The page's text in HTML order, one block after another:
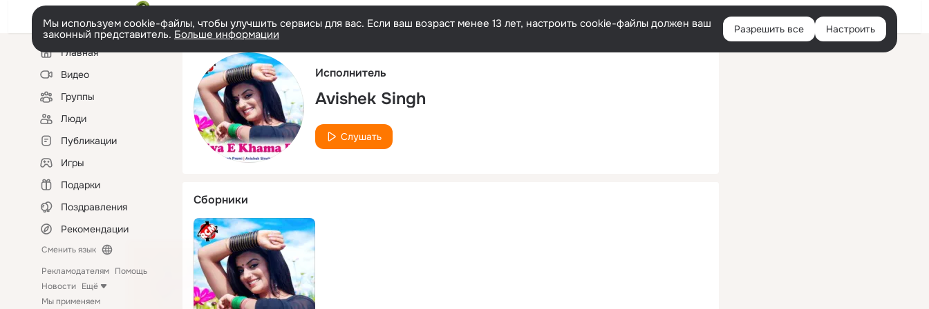
Русский Войти
Мы используем cookie-файлы, чтобы улучшить сервисы для вас. Если ваш возраст менее 13 лет, настроить cookie-файлы должен ваш
законный представитель. Больше информации Разрешить все Настроить
Левая
колонкаГлавная
Видео
Группы
Люди
Публикации
Игры
Подарки
Поздравления
Рекомендации
Сменить язык
Рекламодателям Помощь
Новости Ещё
Мы применяем
Исполнитель
Avishek Singh
Слушать
Сборники